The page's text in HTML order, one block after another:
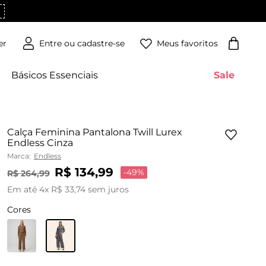
Meus favoritos
Básicos Essenciais Sale
Calça Feminina Pantalona Twill Lurex
Endless Cinza
Marca: Endless
R$ 264,99 R$ 134,99 -49%
Em até 4x R$ 33,74 sem juros
Cores